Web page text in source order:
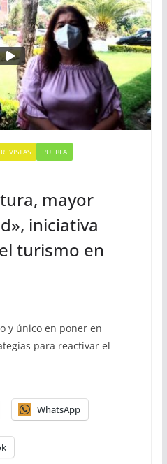
PUEBLA
mayor
iniciativa
turismo en
y único en poner en
para reactivar el
WhatsApp